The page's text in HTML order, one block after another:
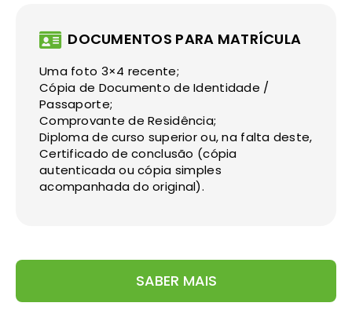
DOCUMENTOS PARA MATRÍCULA
Uma foto 3×4 recente;
Cópia de Documento de Identidade /
Passaporte;
Comprovante de Residência;
Diploma de curso superior ou, na falta deste,
Certificado de conclusão (cópia
autenticada ou cópia simples
acompanhada do original).
SABER MAIS